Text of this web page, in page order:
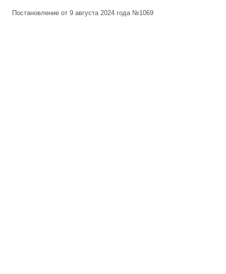
Постановление от 9 августа 2024 года №1069